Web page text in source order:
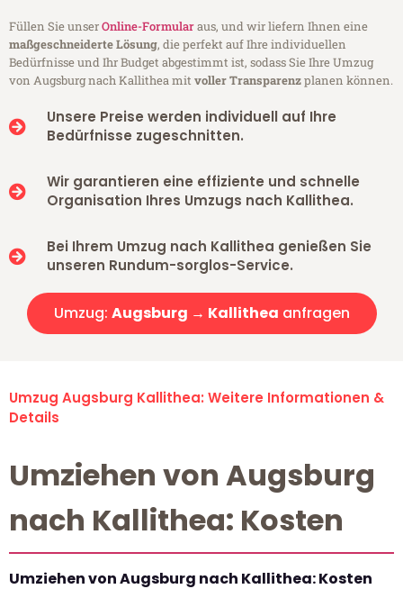
Füllen Sie unserOnline-Formularaus, und wir liefern Ihnen eine
maßgeschneiderte Lösung, die perfekt auf Ihre individuellen
Bedürfnisse und Ihr Budget abgestimmt ist, sodass Sie Ihre Umzug
von Augsburg nach Kallithea mitvoller Transparenzplanen können.
Unsere Preise werden individuell auf Ihre
Bedürfnisse zugeschnitten.
Wir garantieren eine effiziente und schnelle
Organisation Ihres Umzugs nach Kallithea.
Bei Ihrem Umzug nach Kallithea genießen Sie
unseren Rundum-sorglos-Service.
Umzug: Augsburg → Kallithea anfragen
Umzug Augsburg Kallithea: Weitere Informationen &
Details
Umziehen von Augsburg
nach Kallithea: Kosten
Umziehen von Augsburg nach Kallithea: Kosten